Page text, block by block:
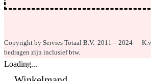
Copyright by Servies Totaal B.V. 2011 – 2024
bedragen zijn inclusief btw.
Loading...